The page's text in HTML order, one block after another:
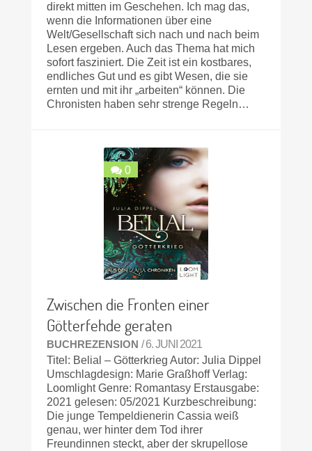
direkt mitten im Geschehen. Ich mag das,
wenn die Informationen über eine
Welt/Gesellschaft sich nach und nach beim
Lesen ergeben. Auch das Thema hat mich
sofort fasziniert. Die Zeit ist ein kostbares,
endliches Gut und es gibt Wesen, die sie
ernten und mit ihr „arbeiten“ können. Die
Chronisten haben sehr strenge Regeln…
0
Zwischen die Fronten einer
Götterfehde geraten
BUCHREZENSION / 6. JUNI 2021
Titel: Belial – Götterkrieg Autor: Julia Dippel
Umschlagdesign: Marie Graßhoff Verlag:
Loomlight Genre: Romantasy Erstausgabe:
2021 gelesen: 05/2021 Kurzbeschreibung:
Die junge Tempeldienerin Cassia weiß
genau, wer hinter dem Tod ihrer
Freundinnen steckt, aber der skrupellose